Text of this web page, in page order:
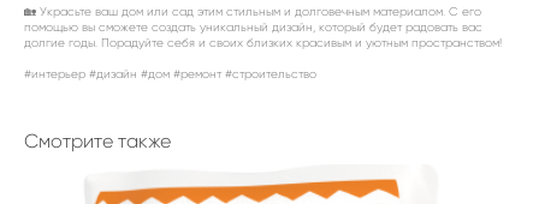
🏡 Украсьте ваш дом или сад этим стильным и долговечным материалом. С его
помощью вы сможете создать уникальный дизайн, который будет радовать вас
долгие годы. Порадуйте себя и своих близких красивым и уютным пространством!
#интерьер #дизайн #дом #ремонт #строительство
Смотрите также